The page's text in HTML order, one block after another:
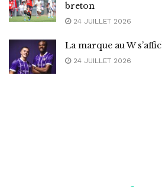
breton
24 JUILLET 2026
La marque au W
24 JUILLET 2026